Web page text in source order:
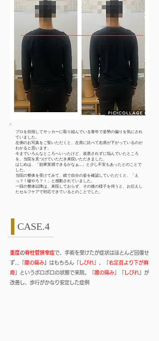
プロを目指してサッカーに取り組んでいる青年で姿勢の偏りを気にされ
ていました。
左側のお写真をご覧いただくと、左肩に比べて右肩が下がっているのが
わかると思います。
今までいろんなところへいったけど、改善されずに悩んでいたところ
を、当院を見つけていただき来院いただきました。
はじめは、「効果実感できるかなぁ...」と少し不安もあったとのことで
した。
当院の整体を受けてみて、鏡で自分の姿を確認していただくと、「え
っ？！嘘やろ？！」と感動されていました。
​一回の整体以降は、来院しておらず、その後の様子を伺うと、お伝えし
たセルフケアで対応できているとのことでした。
CASE.4
重度の脊柱管狭窄症で、手術を受けたが症状はほとんど回復せ
ず...「 腰の痛み はもちろん「 しびれ 」、「 右足首より下が麻
痺 」というボロボロの状態で来院。「 腰の痛み しびれ 」が
改善し、歩行がかなり安定した症例